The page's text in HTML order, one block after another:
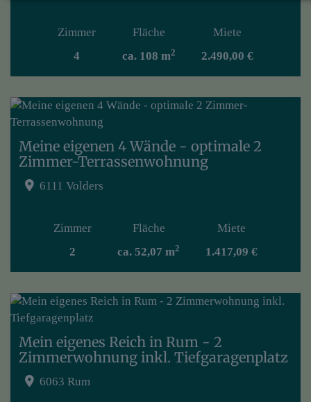
Zimmer
4
Fläche
ca. 108 m2
Miete
2.490,00 €
Meine eigenen 4 Wände - optimale 2
Zimmer-Terrassenwohnung
6111 Volders
Zimmer
2
Fläche
ca. 52,07 m2
Miete
1.417,09 €
Mein eigenes Reich in Rum - 2
Zimmerwohnung inkl. Tiefgaragenplatz
6063 Rum